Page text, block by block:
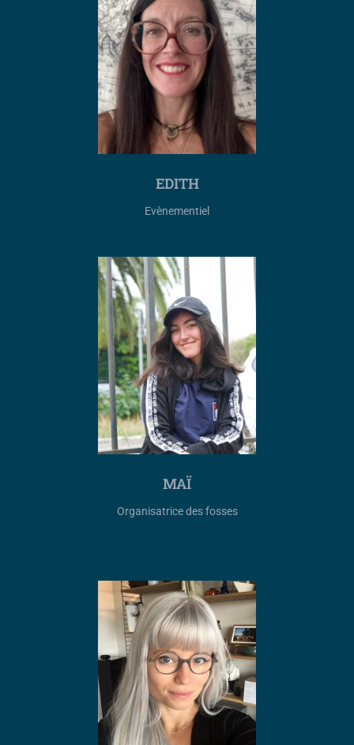
EDITH
Evènementiel
MAÏ
Organisatrice des fosses